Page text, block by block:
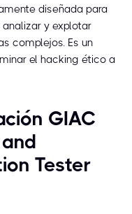
diseñada para
y explotar
complejos. Es un
el hacking ético a
GIAC
Tester